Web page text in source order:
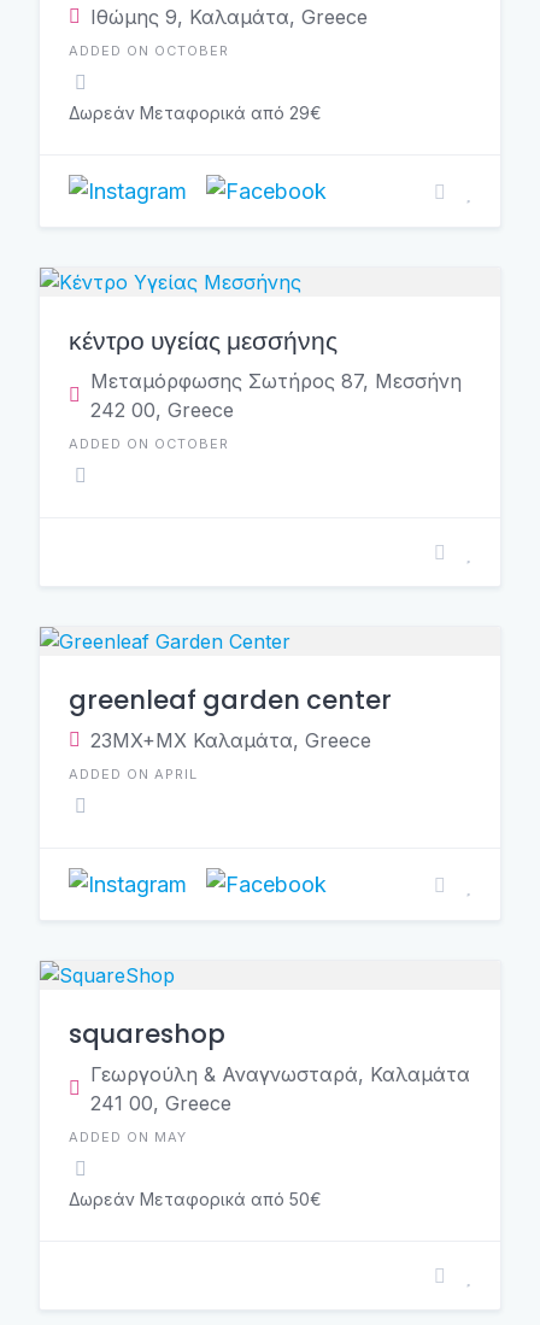
Ιθώμης 9, Καλαμάτα, Greece
ADDED ON OCTOBER
Δωρεάν Μεταφορικά από 29€
κέντρο υγείας μεσσήνης
Μεταμόρφωσης Σωτήρος 87, Μεσσήνη
242 00, Greece
ADDED ON OCTOBER
greenleaf garden center
23MX+MX Καλαμάτα, Greece
ADDED ON APRIL
squareshop
Γεωργούλη & Αναγνωσταρά, Καλαμάτα
241 00, Greece
ADDED ON MAY
Δωρεάν Μεταφορικά από 50€